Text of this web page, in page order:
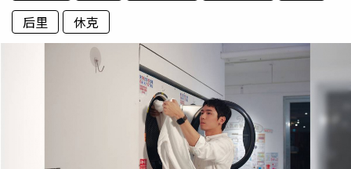
后里
休克